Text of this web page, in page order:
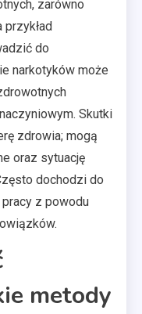
zarówno
do
narkotyków może
Skutki
zdrowia; mogą
oraz sytuację
dochodzi do
z powodu
metody